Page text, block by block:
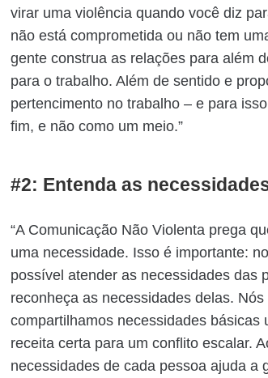
virar uma violência quando você diz
não está comprometida ou não tem
gente construa as relações para além
para o trabalho. Além de sentido e
pertencimento no trabalho – e para
fim, e não como um meio.”
#2: Entenda as
“A Comunicação Não Violenta prega
uma necessidade. Isso é importante:
possível atender as necessidades das
reconheça as necessidades delas.
compartilhamos necessidades
receita certa para um conflito escalar.
necessidades de cada pessoa ajuda a